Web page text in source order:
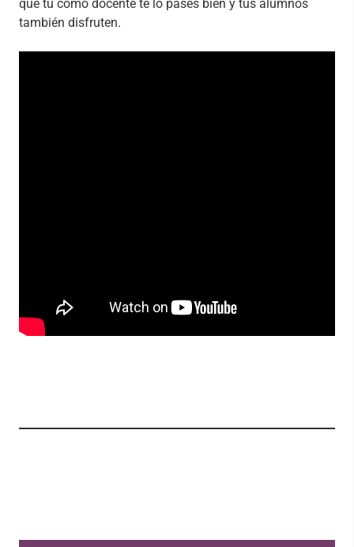
que tú como docente te lo pases bien y tus alumnos
también disfruten.